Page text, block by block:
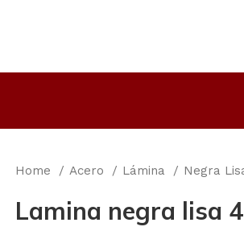
Home Acero Lámina Negra
Lamina negra lisa